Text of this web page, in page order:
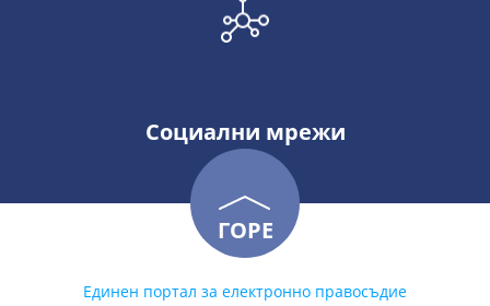
Социални мрежи
ГОРЕ
Единен портал за електронно правосъдие